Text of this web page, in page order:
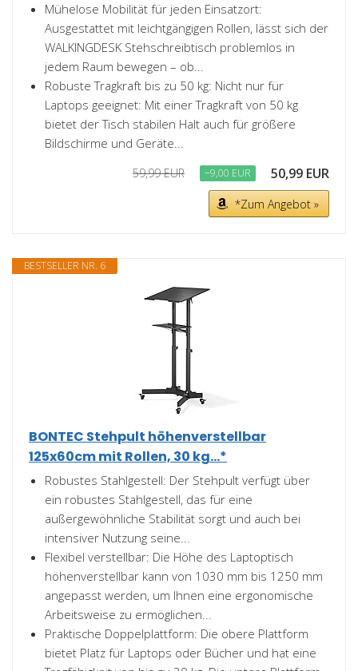
Mühelose Mobilität für jeden Einsatzort:
Ausgestattet mit leichtgängigen Rollen, lässt sich der
WALKINGDESK Stehschreibtisch problemlos in
jedem Raum bewegen – ob...
Robuste Tragkraft bis zu 50 kg: Nicht nur für
Laptops geeignet: Mit einer Tragkraft von 50 kg
bietet der Tisch stabilen Halt auch für größere
Bildschirme und Geräte...
59,99 EUR −9,00 EUR 50,99 EUR
*Zum Angebot »
BESTSELLER NR. 6
BONTEC Stehpult höhenverstellbar
125x60cm mit Rollen, 30 kg...*
Robustes Stahlgestell: Der Stehpult verfügt über
ein robustes Stahlgestell, das für eine
außergewöhnliche Stabilität sorgt und auch bei
intensiver Nutzung seine...
Flexibel verstellbar: Die Höhe des Laptoptisch
höhenverstellbar kann von 1030 mm bis 1250 mm
angepasst werden, um Ihnen eine ergonomische
Arbeitsweise zu ermöglichen...
Praktische Doppelplattform: Die obere Plattform
bietet Platz für Laptops oder Bücher und hat eine